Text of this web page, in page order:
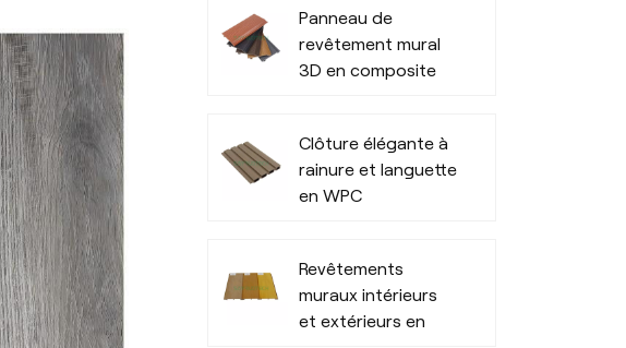
Panneau de
revêtement mural
3D en composite
promotion pour
l'extérieur de
bureaux
Clôture élégante à
rainure et languette
en WPC
Revêtements
muraux intérieurs
et extérieurs en